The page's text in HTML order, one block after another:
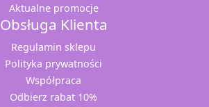
Aktualne promocje
Obsługa Klienta
Regulamin sklepu
Polityka prywatności
Współpraca
Odbierz rabat 10%